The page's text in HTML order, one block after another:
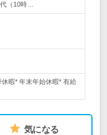
（10時…
暇* 年末年始休暇* 有給
気になる